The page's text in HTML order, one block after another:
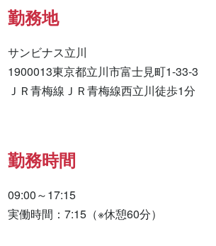
勤務地
サンビナス立川
1900013東京都立川市富士見町1-33-3
ＪＲ青梅線ＪＲ青梅線西立川徒歩1分
勤務時間
09:00～17:15
実働時間：7:15（※休憩60分）